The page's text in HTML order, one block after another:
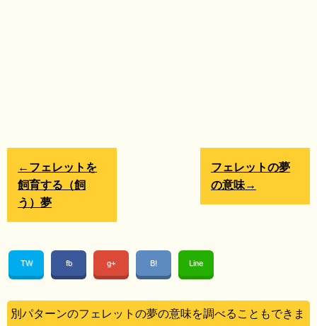
フェレットの夢
の意味→
←フェレットを
飼育する（飼
う）夢
TW fb g+ B! Line
別パターンのフェレットの夢の意味を調べることもできま